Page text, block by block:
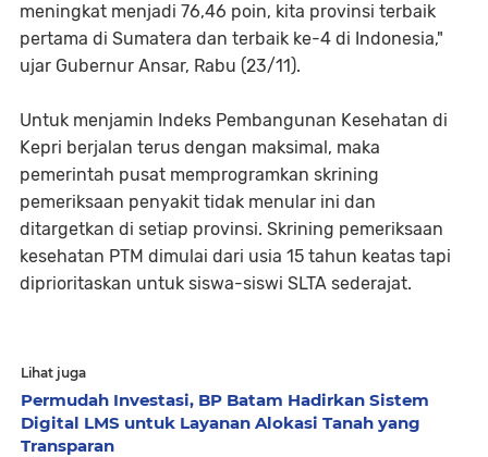
meningkat menjadi 76,46 poin, kita provinsi terbaik
pertama di Sumatera dan terbaik ke-4 di Indonesia,"
ujar Gubernur Ansar, Rabu (23/11).
Untuk menjamin Indeks Pembangunan Kesehatan di
Kepri berjalan terus dengan maksimal, maka
pemerintah pusat memprogramkan skrining
pemeriksaan penyakit tidak menular ini dan
ditargetkan di setiap provinsi. Skrining pemeriksaan
kesehatan PTM dimulai dari usia 15 tahun keatas tapi
diprioritaskan untuk siswa-siswi SLTA sederajat.
Lihat juga
Permudah Investasi, BP Batam Hadirkan Sistem
Digital LMS untuk Layanan Alokasi Tanah yang
Transparan